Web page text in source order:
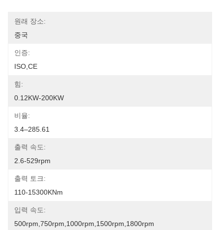
원래 장소:
중국
인증:
ISO,CE
힘:
0.12KW-200KW
비율:
3.4–285.61
출력 속도:
2.6-529rpm
출력 토크:
110-15300KNm
입력 속도:
500rpm,750rpm,1000rpm,1500rpm,1800rpm